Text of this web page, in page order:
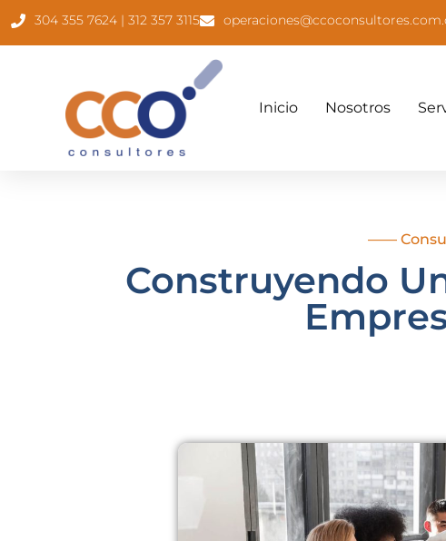
contenido
304 355 7624 | 312 357 3115
Inicio Nosotros
——
Construyendo